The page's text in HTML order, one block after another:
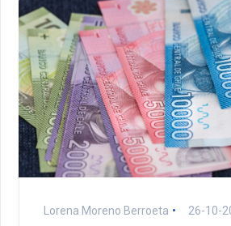
Lorena Moreno Berroeta 26-10-